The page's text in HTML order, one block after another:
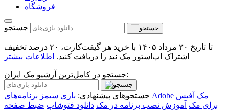
فروشگاه
جستجو
تا تاریخ ۳۰ مرداد ۱۴۰۵ با خرید هر گیفت‌کارت، ۲۰ درصد تخفیف
اشتراک اپ‌استور مک نید را دریافت کنید. اطلاعات بیشتر
جستجو در کامل‌ترین آرشیو مک ایران:
جستجوهای پیشنهادی: بازی سیمز برنامه‌های Adobe مک آفیس
برای مک آموزش نصب برنامه در مک دانلود فتوشاپ ضبط صفحه